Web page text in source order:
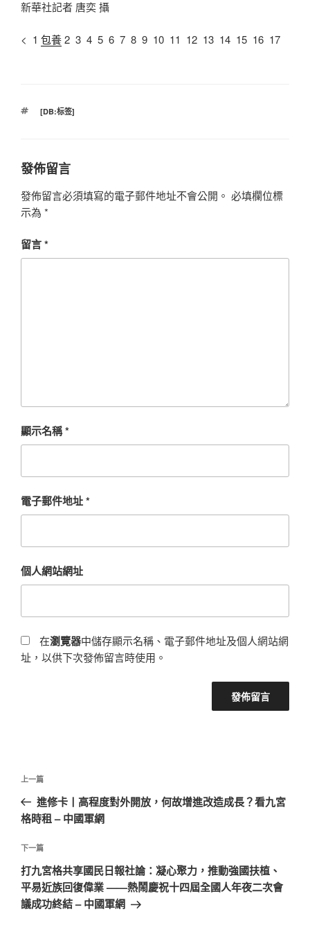
新華社記者 唐奕 攝
< 1 包養2 3 4 5 6 7 8 9 10 11 12 13 14 15 16 17
標
[DB:标签]
發佈留言
發佈留言必須填寫的電子郵件地址不會公開。 必填欄位標
示為 *
留言*
顯示名稱*
電子郵件地址*
個人網站網址
在瀏覽器中儲存顯示名稱、電子郵件地址及個人網站網
址，以供下次發佈留言時使用。
文
導
覽
上
一
篇
章
上一篇
進修卡丨高程度對外開放，何故增進改造成長？看九宮
格時租 – 中國軍網
下
一
篇
文
下一篇
打九宮格共享國民日報社論：凝心聚力，推動強國扶植、
平易近族回復偉業 ——熱鬧慶祝十四屆全國人年夜二次會
議成功終結 – 中國軍網